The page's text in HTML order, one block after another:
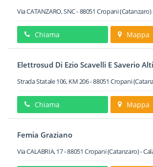
Via CATANZARO, SNC-88051 Cropani
Chiama Mappa
Elettrosud Di Ezio Scavelli E Saverio
Strada Statale 106, KM 206-88051 Cropani
Chiama Mappa
Femia Graziano
Via CALABRIA, 17-88051 Cropani(Catanzaro) -